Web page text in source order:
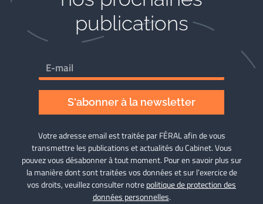
publications
S'abonner à la newsletter
Votre adresse email est traitée par FÉRAL afin de vous
transmettre les publications et actualités du Cabinet. Vous
pouvez vous désabonner à tout moment. Pour en savoir plus sur
la manière dont sont traitées vos données et sur l’exercice de
vos droits, veuillez consulter notrepolitique de protection des
données personnelles.